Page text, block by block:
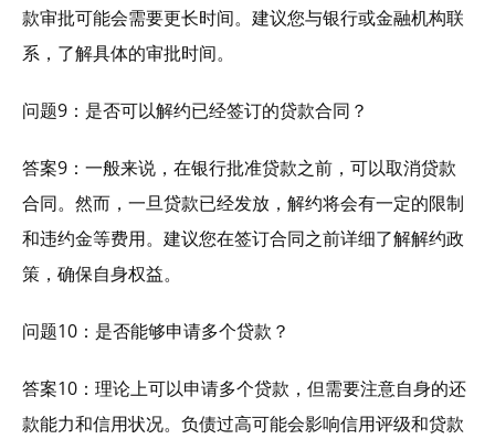
款审批可能会需要更长时间。建议您与银行或金融机构联
系，了解具体的审批时间。
问题9：是否可以解约已经签订的贷款合同？
答案9：一般来说，在银行批准贷款之前，可以取消贷款
合同。然而，一旦贷款已经发放，解约将会有一定的限制
和违约金等费用。建议您在签订合同之前详细了解解约政
策，确保自身权益。
问题10：是否能够申请多个贷款？
答案10：理论上可以申请多个贷款，但需要注意自身的还
款能力和信用状况。负债过高可能会影响信用评级和贷款